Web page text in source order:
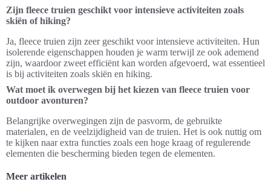
Zijn fleece truien geschikt voor intensieve activiteiten zoals
skiën of hiking?
Ja, fleece truien zijn zeer geschikt voor intensieve activiteiten. Hun
isolerende eigenschappen houden je warm terwijl ze ook ademend
zijn, waardoor zweet efficiënt kan worden afgevoerd, wat essentieel
is bij activiteiten zoals skiën en hiking.
Wat moet ik overwegen bij het kiezen van fleece truien voor
outdoor avonturen?
Belangrijke overwegingen zijn de pasvorm, de gebruikte
materialen, en de veelzijdigheid van de truien. Het is ook nuttig om
te kijken naar extra functies zoals een hoge kraag of regulerende
elementen die bescherming bieden tegen de elementen.
Meer artikelen